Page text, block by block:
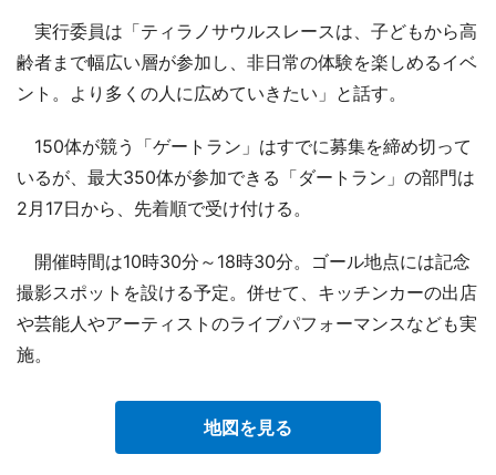
実行委員は「ティラノサウルスレースは、子どもから高
齢者まで幅広い層が参加し、非日常の体験を楽しめるイベ
ント。より多くの人に広めていきたい」と話す。
150体が競う「ゲートラン」はすでに募集を締め切って
いるが、最大350体が参加できる「ダートラン」の部門は
2月17日から、先着順で受け付ける。
開催時間は10時30分～18時30分。ゴール地点には記念
撮影スポットを設ける予定。併せて、キッチンカーの出店
や芸能人やアーティストのライブパフォーマンスなども実
施。
地図を見る